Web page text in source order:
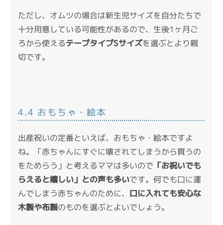
ただし、オムツの場合は新生児サイズを自分たちで
十分用意している可能性があるので、生後1ヶ月ご
ろから使えるテープタイプSサイズを選ぶとより親
切です。
4.4 おもちゃ・絵本
出産祝いの定番といえば、おもちゃ・絵本ですよ
ね。「赤ちゃんにすぐに壊されてしまうから買うの
をためらう」と考えるママは多いので 「お祝いでも
らえると嬉しい」との声も多いです。何でも口に運
んでしまう赤ちゃんのために、 口に入れても安心な
木製や布製のものを選ぶとよいでしょう。